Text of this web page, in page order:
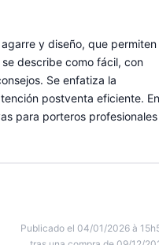
y diseño, que permiten
describe como fácil, con
Se enfatiza la
postventa eficiente. En
para porteros
Publicado el 04/01/2026 à